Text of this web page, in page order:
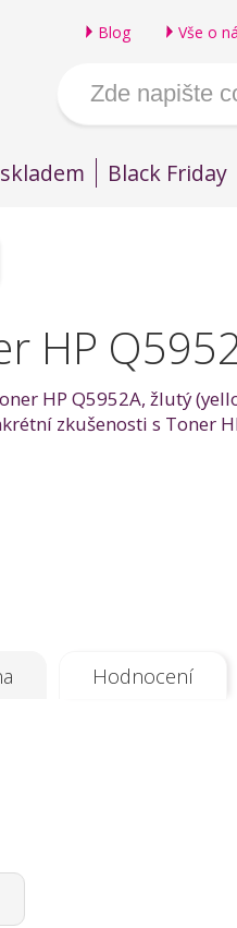
Blog Vše o
Black Friday
HP
HP Q5952A, žlutý
zkušenosti s Toner
Hodnocení